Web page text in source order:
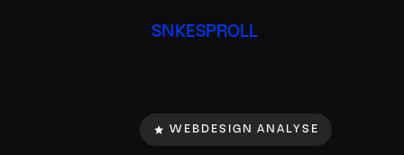
SNKESPROLL
WEBDESIGN ANALYSE